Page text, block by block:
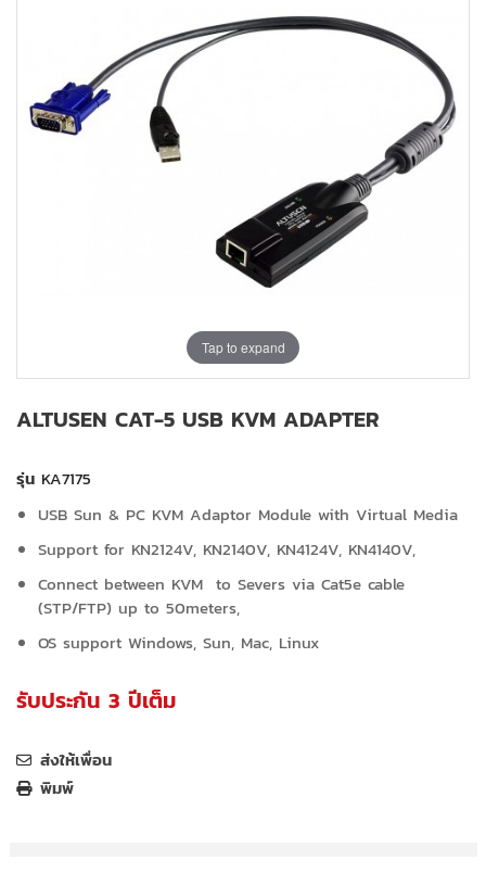
SUPPORT
Tap to expand
ALTUSEN CAT-5 USB KVM ADAPTER
รุ่น KA7175
USB Sun & PC KVM Adaptor Module with Virtual Media
Support for KN2124V, KN2140V, KN4124V, KN4140V,
Connect between KVM to Severs via Cat5e cable
(STP/FTP) up to 50meters,
OS support Windows, Sun, Mac, Linux
รับประกัน 3 ปีเต็ม
ส่งให้เพื่อน
พิมพ์